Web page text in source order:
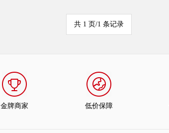
共 1 页/1 条记录
金牌商家 低价保障